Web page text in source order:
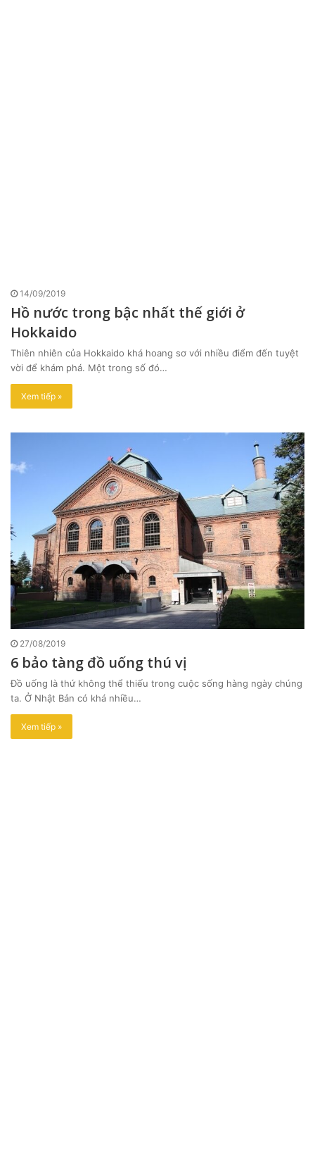
14/09/2019
Hồ nước trong bậc nhất thế giới ở
Hokkaido
Thiên nhiên của Hokkaido khá hoang sơ với nhiều điểm đến tuyệt
vời để khám phá. Một trong số đó…
Xem tiếp »
27/08/2019
6 bảo tàng đồ uống thú vị
Đồ uống là thứ không thể thiếu trong cuộc sống hàng ngày chúng
ta. Ở Nhật Bản có khá nhiều…
Xem tiếp »